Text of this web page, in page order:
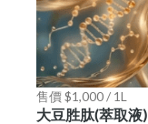
售價 $1,000 / 1L
大豆胜肽(萃取液)